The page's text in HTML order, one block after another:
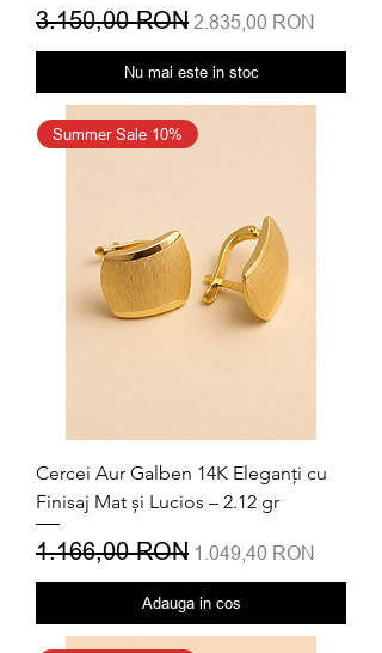
Preț normal
3.150,00 RON Preț redus
2.835,00 RON
Nu mai este in stoc
Summer Sale 10%
Cercei Aur Galben 14K Eleganți cu
Finisaj Mat și Lucios – 2.12 gr
Preț normal
1.166,00 RON Preț redus
1.049,40 RON
Adauga in cos